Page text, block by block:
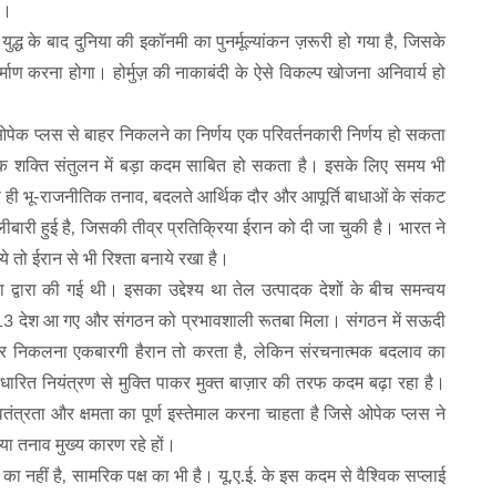
के बाद दुनिया की इकॉनमी का पुनर्मूल्यांकन ज़रूरी हो गया है, जिसके
करना होगा। होर्मुज़ की नाकाबंदी के ऐसे विकल्प खोजना अनिवार्य हो
प्लस से बाहर निकलने का निर्णय एक परिवर्तनकारी निर्णय हो सकता
शक्ति संतुलन में बड़ा कदम साबित हो सकता है। इसके लिए समय भी
भू-राजनीतिक तनाव, बदलते आर्थिक दौर और आपूर्ति बाधाओं के संकट
हुई है, जिसकी तीव्र प्रतिक्रिया ईरान को दी जा चुकी है। भारत ने
ईरान से भी रिश्ता बनाये रखा है।
की गई थी। इसका उद्देश्य था तेल उत्पादक देशों के बीच समन्वय
देश आ गए और संगठन को प्रभावशाली रूतबा मिला। संगठन में सऊदी
निकलना एकबारगी हैरान तो करता है, लेकिन संरचनात्मक बदलाव का
नियंत्रण से मुक्ति पाकर मुक्त बाज़ार की तरफ कदम बढ़ा रहा है।
और क्षमता का पूर्ण इस्तेमाल करना चाहता है जिसे ओपेक प्लस ने
तनाव मुख्य कारण रहे हों।
का नहीं है, सामरिक पक्ष का भी है। यू.ए.ई. के इस कदम से वैश्विक सप्लाई